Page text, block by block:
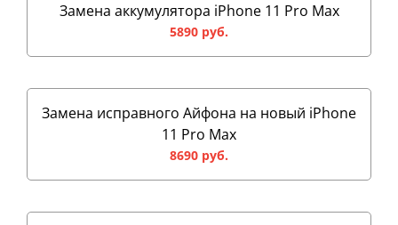
Замена аккумулятора iPhone 11 Pro Max
5890 руб.
Замена исправного Айфона на новый iPhone
11 Pro Max
8690 руб.